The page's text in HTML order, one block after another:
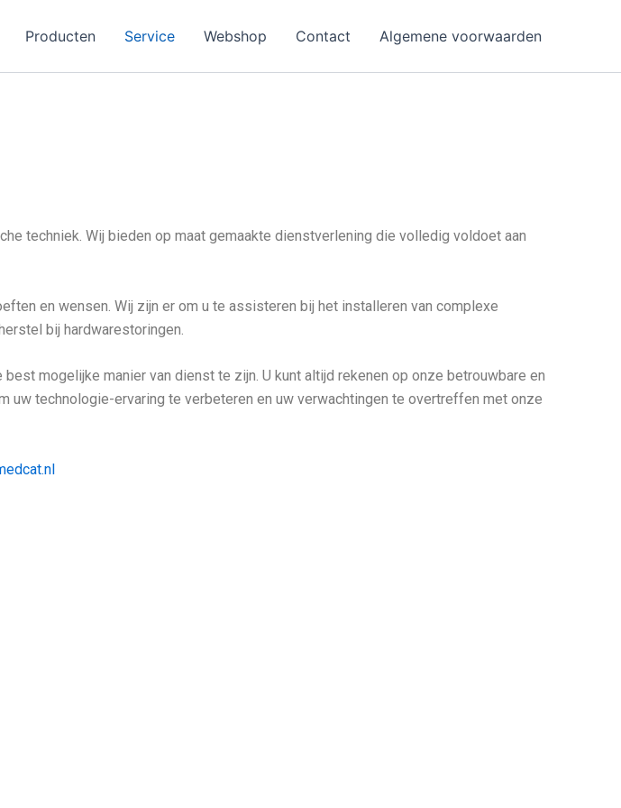
Producten Service Webshop Contact Algemene voorwaarden
techniek. Wij bieden op maat gemaakte dienstverlening die volledig voldoet aan
en wensen. Wij zijn er om u te assisteren bij het installeren van complexe
bij hardwarestoringen.
mogelijke manier van dienst te zijn. U kunt altijd rekenen op onze betrouwbare en
uw technologie-ervaring te verbeteren en uw verwachtingen te overtreffen met onze